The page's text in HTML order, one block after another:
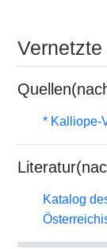
* Kalliope-
Katalog